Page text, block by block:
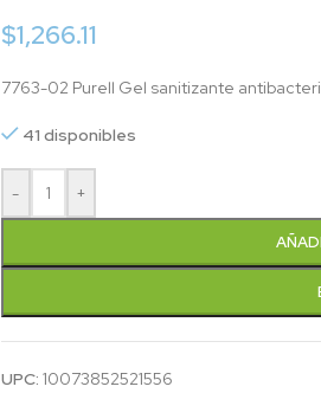
$1,266.11
7763-02 Purell Gel sanitizante
41 disponibles
- +
UPC: 10073852521556